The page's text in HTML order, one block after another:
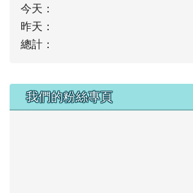
今天：
昨天：
總計：
右邊區域內容
我們的粉絲專頁